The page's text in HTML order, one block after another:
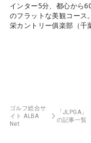
インター5分、都心から
のフラットな美観コース
栄カントリー俱楽部（千
ゴルフ総合サ
イト ALBA
Net
「JLPGA」
の記事一覧